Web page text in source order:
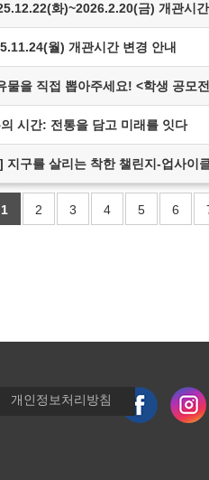
화)~2026.2.20(금) 개관시
월) 개관시간 변경 안내
물을 직접 뽑아주세요! <학생 공모
시간: 전통을 담고 미래를 잇다
1 2 3 4 5 6
개인정보처리방침